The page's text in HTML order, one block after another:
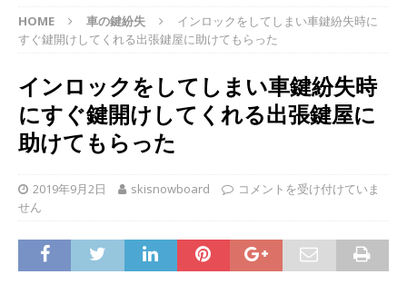
HOME 車の鍵紛失
インロックをしてしまい車鍵紛失時に
すぐ鍵開けしてくれる出張鍵屋に助けてもらった
インロックをしてしまい車鍵紛失時
にすぐ鍵開けしてくれる出張鍵屋に
助けてもらった
2019年9月2日 skisnowboard
コメントを受け付けていま
せん